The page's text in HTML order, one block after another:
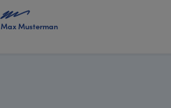
Max Musterman